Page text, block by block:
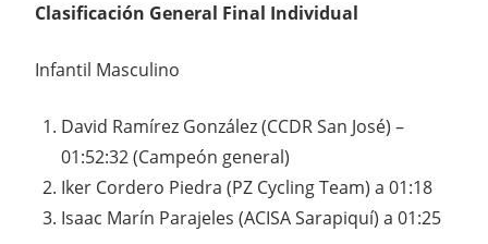
Clasificación General Final Individual
Infantil Masculino
David Ramírez González (CCDR San José) –
01:52:32 (Campeón general)
Iker Cordero Piedra (PZ Cycling Team) a 01:18
Isaac Marín Parajeles (ACISA Sarapiquí) a 01:25